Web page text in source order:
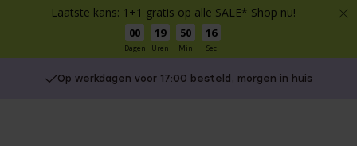
Laatste kans: 1+1 gratis op alle SALE* Shop nu!
00
Dagen
19
Uren
50
Min
15
Sec
Op werkdagen voor 17:00 besteld, morgen in huis